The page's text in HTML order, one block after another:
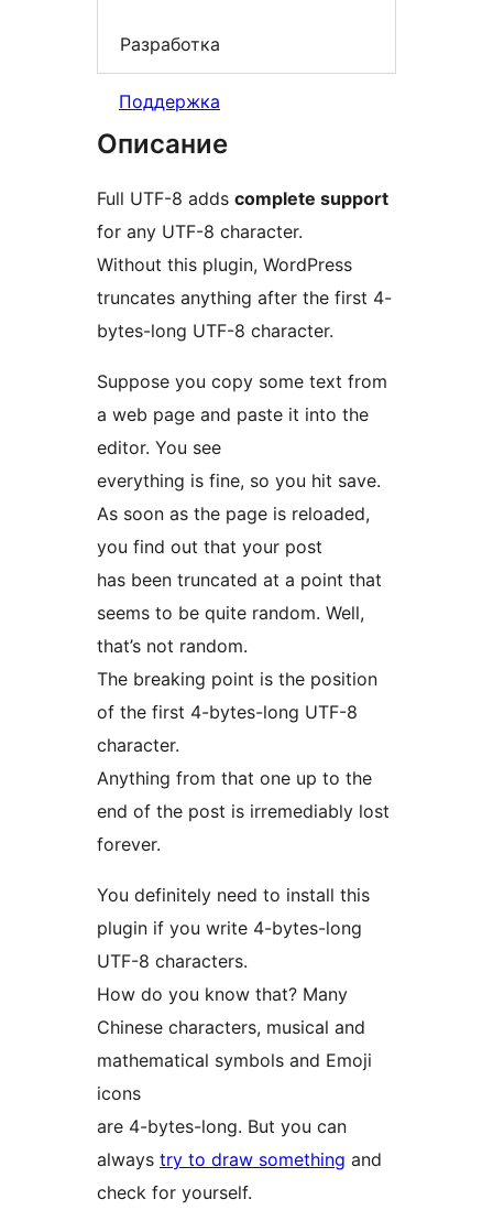
Разработка
Поддержка
Описание
Full UTF-8 adds complete support
for any UTF-8 character.
Without this plugin, WordPress
truncates anything after the first 4-
bytes-long UTF-8 character.
Suppose you copy some text from
a web page and paste it into the
editor. You see
everything is fine, so you hit save.
As soon as the page is reloaded,
you find out that your post
has been truncated at a point that
seems to be quite random. Well,
that’s not random.
The breaking point is the position
of the first 4-bytes-long UTF-8
character.
Anything from that one up to the
end of the post is irremediably lost
forever.
You definitely need to install this
plugin if you write 4-bytes-long
UTF-8 characters.
How do you know that? Many
Chinese characters, musical and
mathematical symbols and Emoji
icons
are 4-bytes-long. But you can
always try to draw something and
check for yourself.